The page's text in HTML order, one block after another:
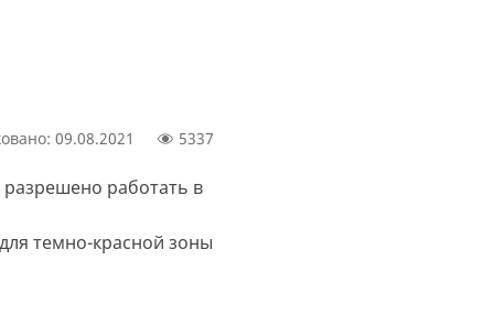
09.08.2021 5337
работать в
темно-красной зоны